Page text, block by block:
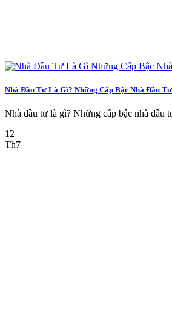
Nhà Đầu Tư Là Gì? Những Cấp Bậc Nhà Đầu
Nhà đầu tư là gì? Những cấp bậc nhà đầu
12
Th7